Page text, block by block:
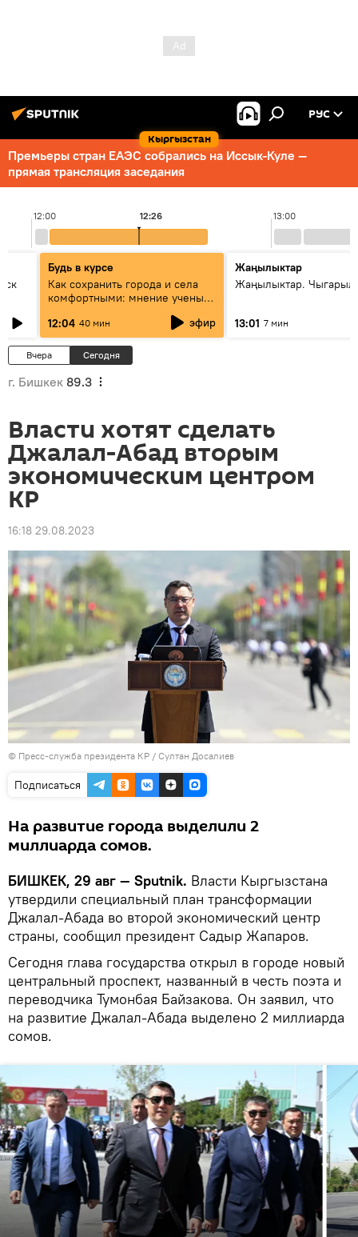
Кыргызстан
РУС
Премьеры стран ЕАЭС собрались на Иссык-Куле —
прямая трансляция заседания
12:00 13:00
12:26
Будь в курсе
Как сохранить города и села
комфортными: мнение ученых
12:04 40 мин эфир
Жаңылыктар
Жаңылыктар.
13:01 7 мин
Вчера Сегодня
г. Бишкек 89.3
Власти хотят сделать
Джалал-Абад вторым
экономическим центром
КР
16:18 29.08.2023
© Пресс-служба президента КР / Султан Досалиев
Подписаться
На развитие города выделили 2
миллиарда сомов.
БИШКЕК, 29 авг — Sputnik. Власти Кыргызстана
утвердили специальный план трансформации
Джалал-Абада во второй экономический центр
страны, сообщил президент Садыр Жапаров.
Сегодня глава государства открыл в городе новый
центральный проспект, названный в честь поэта и
переводчика Тумонбая Байзакова. Он заявил, что
на развитие Джалал-Абада выделено 2 миллиарда
сомов.